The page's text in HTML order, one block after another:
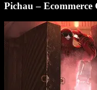
Pichau – Ecommerce